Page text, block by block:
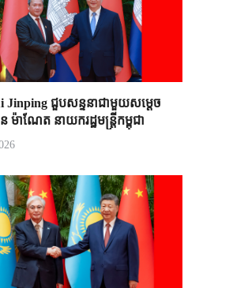
ជួបសន្ទនាជាមួយសម្តេច
ាណែត នាយករដ្ឋមន្ត្រីកម្ពុជា